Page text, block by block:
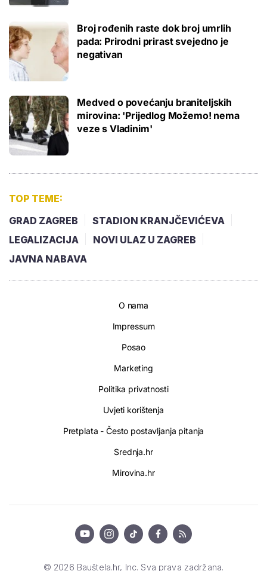
Broj rođenih raste dok broj umrlih
pada: Prirodni prirast svejedno je
negativan
Medved o povećanju braniteljskih
mirovina: 'Prijedlog Možemo! nema
veze s Vladinim'
TOP TEME:
GRAD ZAGREB
STADION KRANJČEVIĆEVA
LEGALIZACIJA
NOVI ULAZ U ZAGREB
JAVNA NABAVA
O nama
Impressum
Posao
Marketing
Politika privatnosti
Uvjeti korištenja
Pretplata - Često postavljanja pitanja
Srednja.hr
Mirovina.hr
© 2026 Bauštela.hr, Inc. Sva prava zadržana.